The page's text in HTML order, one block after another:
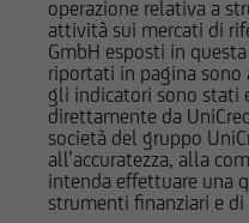
operazione relativa a
attività sui mercati di
GmbH esposti in
riportati in pagina sono
gli indicatori sono stati
direttamente da
società del gruppo
all’accuratezza, alla
intenda effettuare una
strumenti finanziari e